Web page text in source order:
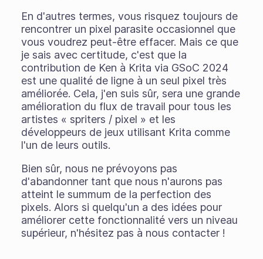
En d'autres termes, vous risquez toujours de
rencontrer un pixel parasite occasionnel que
vous voudrez peut-être effacer. Mais ce que
je sais avec certitude, c'est que la
contribution de Ken à Krita via GSoC 2024
est une qualité de ligne à un seul pixel très
améliorée. Cela, j'en suis sûr, sera une grande
amélioration du flux de travail pour tous les
artistes « spriters / pixel » et les
développeurs de jeux utilisant Krita comme
l'un de leurs outils.
Bien sûr, nous ne prévoyons pas
d'abandonner tant que nous n'aurons pas
atteint le summum de la perfection des
pixels. Alors si quelqu'un a des idées pour
améliorer cette fonctionnalité vers un niveau
supérieur, n'hésitez pas à nous contacter !